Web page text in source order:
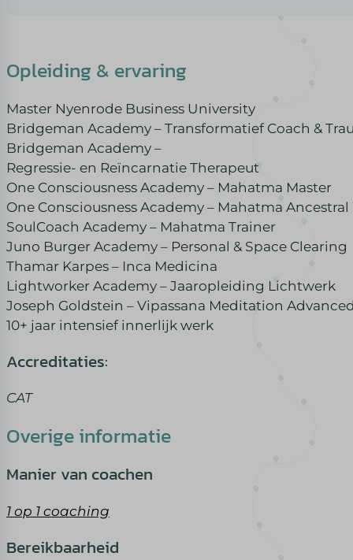
Opleiding & ervaring
Master Nyenrode Business University
Bridgeman Academy – Transformatief Coach &
Bridgeman Academy –
Regressie- en Reïncarnatie Therapeut
One Consciousness Academy – Mahatma Master
One Consciousness Academy – Mahatma
SoulCoach Academy – Mahatma Trainer
Juno Burger Academy – Personal & Space Clearing
Thamar Karpes – Inca Medicina
Lightworker Academy – Jaaropleiding Lichtwerk
Joseph Goldstein – Vipassana Meditation
10+ jaar intensief innerlijk werk
Accreditaties:
CAT
Overige informatie
Manier van coachen
1 op 1 coaching
Bereikbaarheid